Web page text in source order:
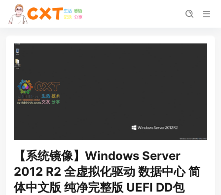
【系统镜像】Windows Server
2012 R2 全虚拟化驱动 数据中心 简
体中文版 纯净完整版 UEFI DD包